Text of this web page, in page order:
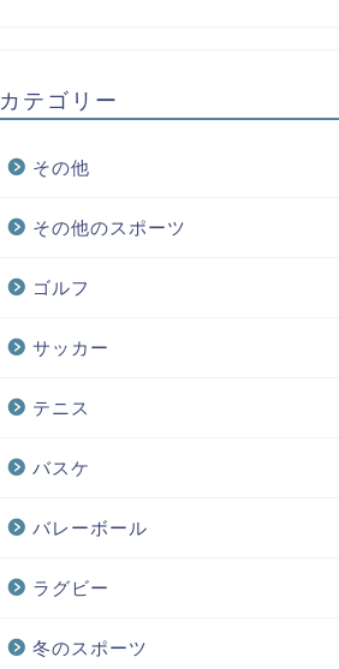
カテゴリー
その他
その他のスポーツ
ゴルフ
サッカー
テニス
バスケ
バレーボール
ラグビー
冬のスポーツ